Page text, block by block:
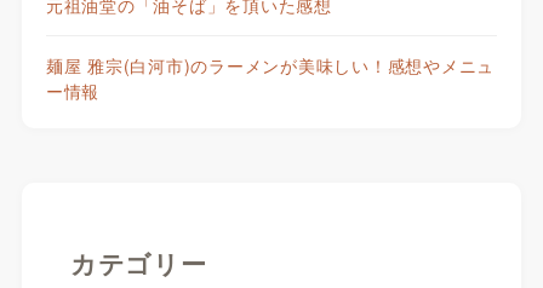
麺屋 雅宗(白河市)のラーメンが美味しい！感想やメニュ
ー情報
カテゴリー